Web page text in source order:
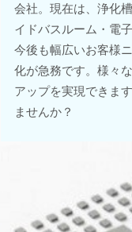
会社。現在は、浄化
イドバスルーム・電
今後も幅広いお客様
化が急務です。様々
アップを実現できま
ませんか？